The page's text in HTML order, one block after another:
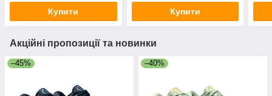
Купити Купити
Акційні пропозиції та новинки
–45% –40%